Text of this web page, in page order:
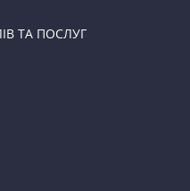
ТА ПОСЛУГ